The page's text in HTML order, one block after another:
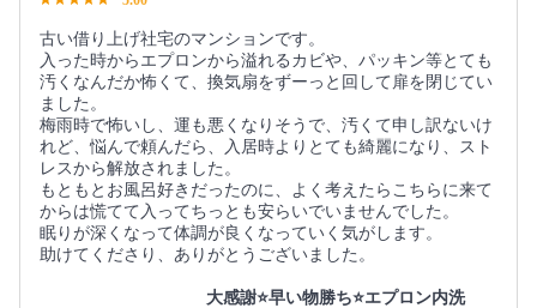
古い借り上げ社宅のマンションです。
入った時からエプロンから溢れるカビや、パッキン等とても
汚くなんだか怖くて、換気扇をずーっと回して扉を閉じてい
ました。
梅雨時で怖いし、運も悪くなりそうで、汚くて申し訳ないけ
れど、悩んで頼んだら、入居時よりとても綺麗になり、スト
レスから解放されました。
もともとお風呂好きだったのに、よく考えたらこちらに来て
からは慌てて入ってちっとも安らいでいませんでした。
眠りが深くなって体調が良くなっていく気がします。
助けてくださり、ありがとうございました。
大感謝⭐️早い物勝ち⭐️エプロン内洗